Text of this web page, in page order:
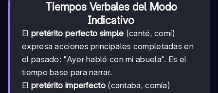
Tiempos Verbales del Modo
Indicativo
El pretérito perfecto simple (canté, comí)
expresa acciones principales completadas en
el pasado: "Ayer hablé con mi abuela". Es el
tiempo base para narrar.
El pretérito imperfecto(cantaba, comía)